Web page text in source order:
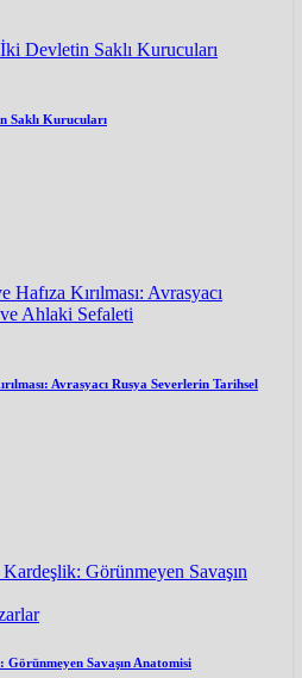
Saklı Kurucuları
Avrasyacı Rusya Severlerin Tarihsel
Savaşın Anatomisi